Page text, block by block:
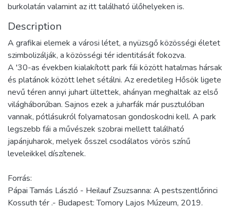
burkolatán valamint az itt található ülőhelyeken is.
Description
A grafikai elemek a városi létet, a nyüzsgő közösségi életet
szimbolizálják, a közösségi tér identitását fokozva.
A '30-as években kialakított park fái között hatalmas hársak
és platánok között lehet sétálni. Az eredetileg Hősök ligete
nevű téren annyi juhart ültettek, ahányan meghaltak az első
világháborúban. Sajnos ezek a juharfák már pusztulóban
vannak, pótlásukról folyamatosan gondoskodni kell. A park
legszebb fái a művészek szobrai mellett található
japánjuharok, melyek ősszel csodálatos vörös színű
leveleikkel díszítenek.
Forrás:
Pápai Tamás László - Heilauf Zsuzsanna: A pestszentlőrinci
Kossuth tér .- Budapest: Tomory Lajos Múzeum, 2019.